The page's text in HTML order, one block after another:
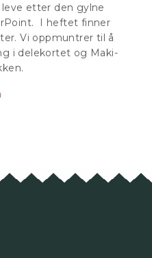
etter den gylne
I heftet finner
Vi oppmuntrer til å
i delekortet og Maki-